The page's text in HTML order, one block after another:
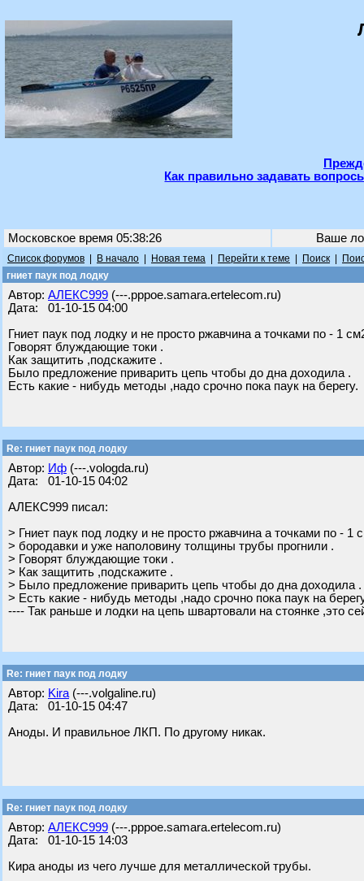
Как правильно задавать
Московское время 05:38:26 Ваше
Список форумов В начало Новая тема Перейти к теме Поиск
гниет паук под лодку
Автор: АЛЕКС999 (---.pppoe.samara.ertelecom.ru)
Дата: 01-10-15 04:00
Гниет паук под лодку и не просто ржавчина а точками по - 1
Говорят блуждающие токи .
Как защитить ,подскажите .
Было предложение приварить цепь чтобы до дна доходила .
Есть какие - нибудь методы ,надо срочно пока паук на берегу.
Re: гниет паук под лодку
Автор: Иф (---.vologda.ru)
Дата: 01-10-15 04:02
АЛЕКС999 писал:
> Гниет паук под лодку и не просто ржавчина а точками по - 1
> бородавки и уже наполовину толщины трубы прогнили .
> Говорят блуждающие токи .
> Как защитить ,подскажите .
> Было предложение приварить цепь чтобы до дна доходила .
> Есть какие - нибудь методы ,надо срочно пока паук на
---- Так раньше и лодки на цепь швартовали на стоянке ,это
Re: гниет паук под лодку
Автор: Kira (---.volgaline.ru)
Дата: 01-10-15 04:47
Аноды. И правильное ЛКП. По другому никак.
Re: гниет паук под лодку
Автор: АЛЕКС999 (---.pppoe.samara.ertelecom.ru)
Дата: 01-10-15 14:03
Кира аноды из чего лучше для металлической трубы.